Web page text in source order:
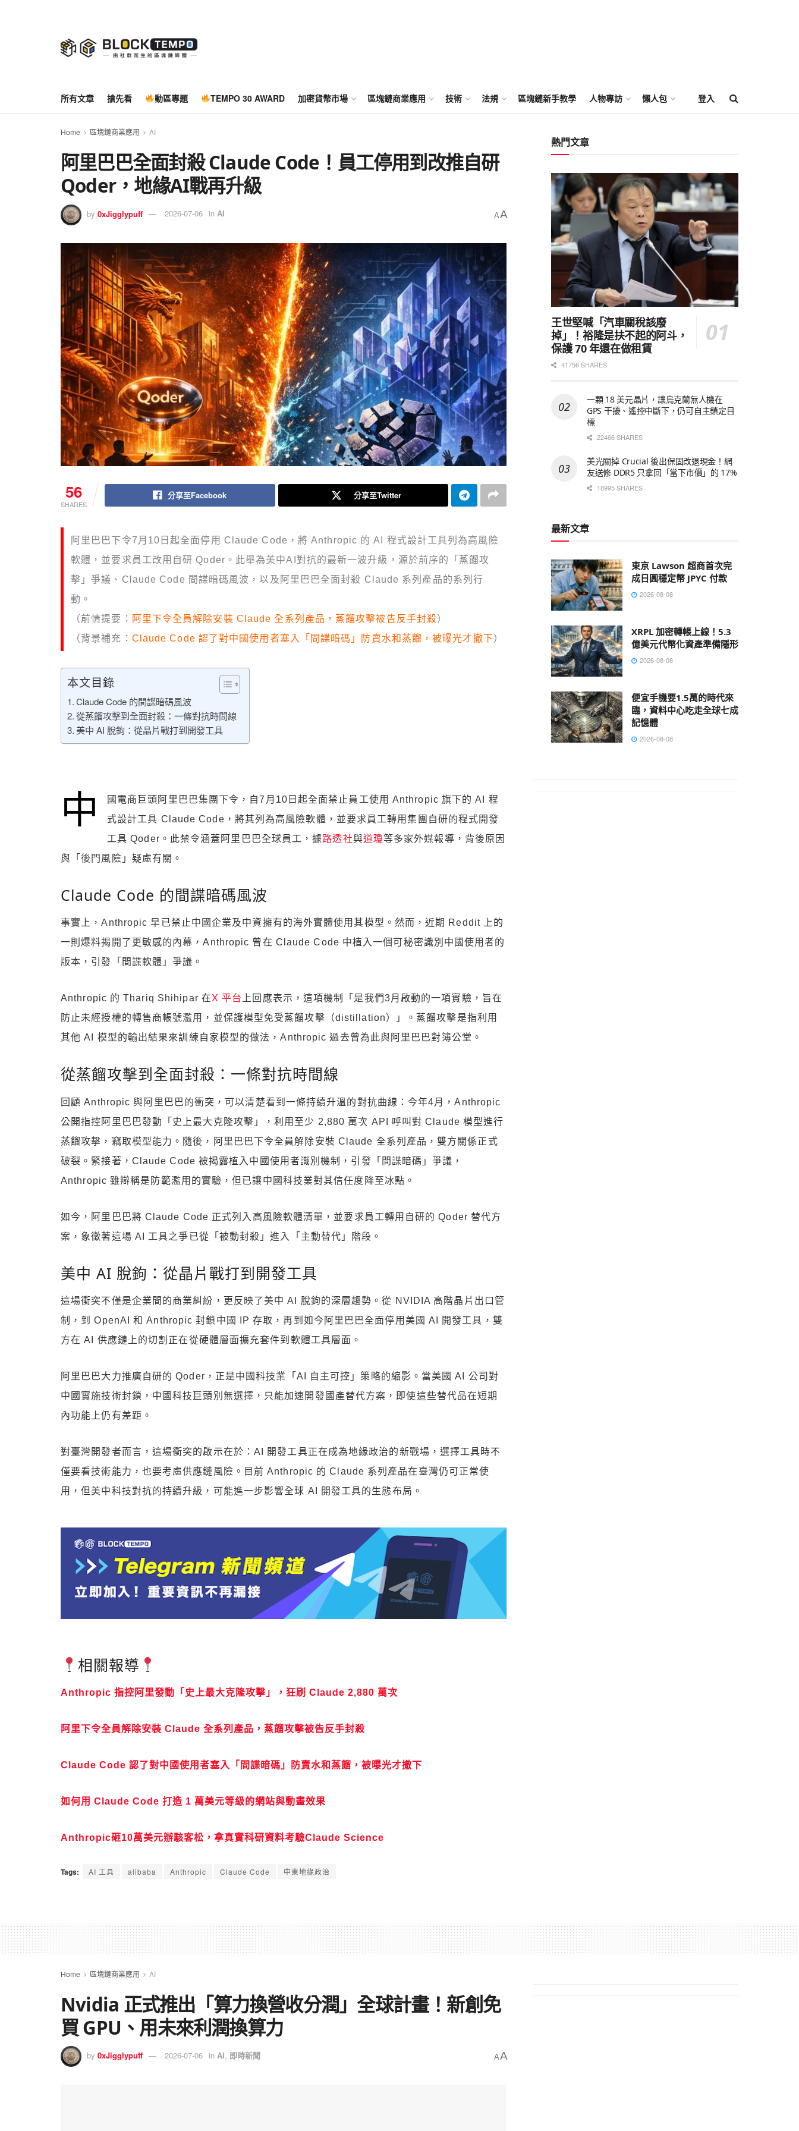
所有文章 搶先看 動區專題 TEMPO 30 AWARD 加密貨幣市場 區塊鏈商業應用 技術 法規 區塊鏈新手教學 人物專訪 懶人包 登入
Home 區塊鏈商業應用 AI
阿里巴巴全面封殺 Claude Code！員工停用到改推自研
Qoder，地緣AI戰再升級
by 0xJigglypuff 2026-07-06 in AI AA
56
SHARES
分享至Facebook 分享至Twitter
阿里巴巴下令7月10日起全面停用 Claude Code，將 Anthropic 的 AI 程式設計工具列為高風險
軟體，並要求員工改用自研 Qoder。此舉為美中AI對抗的最新一波升級，源於前序的「蒸餾攻
擊」爭議、Claude Code 間諜暗碼風波，以及阿里巴巴全面封殺 Claude 系列產品的系列行
動。
（前情提要：
阿里下令全員解除安裝 Claude 全系列產品，蒸餾攻擊被告反手封殺）
（背景補充： Claude Code 認了對中國使用者塞入「間諜暗碼」防賣水和蒸餾，被曝光才撤下）
本文目錄
Claude Code 的間諜暗碼風波
從蒸餾攻擊到全面封殺：一條對抗時間線
美中 AI 脫鉤：從晶片戰打到開發工具
中
國電商巨頭阿里巴巴集團下令，自7月10日起全面禁止員工使用 Anthropic 旗下的 AI 程
式設計工具 Claude Code，將其列為高風險軟體，並要求員工轉用集團自研的程式開發
工具 Qoder。此禁令涵蓋阿里巴巴全球員工，據路透社與道瓊等多家外媒報導，背後原因
與「後門風險」疑慮有關。
Claude Code 的間諜暗碼風波
事實上，Anthropic 早已禁止中國企業及中資擁有的海外實體使用其模型。然而，近期 Reddit 上的
一則爆料揭開了更敏感的內幕，Anthropic 曾在 Claude Code 中植入一個可秘密識別中國使用者的
版本，引發「間諜軟體」爭議。
Anthropic 的 Thariq Shihipar 在X 平台 上回應表示，這項機制「是我們3月啟動的一項實驗，旨在
防止未經授權的轉售商帳號濫用，並保護模型免受蒸餾攻擊（distillation）」。蒸餾攻擊是指利用
其他 AI 模型的輸出結果來訓練自家模型的做法，Anthropic 過去曾為此與阿里巴巴對簿公堂。
從蒸餾攻擊到全面封殺：一條對抗時間線
回顧 Anthropic 與阿里巴巴的衝突，可以清楚看到一條持續升溫的對抗曲線：今年4月，Anthropic
公開指控阿里巴巴發動「史上最大克隆攻擊」，利用至少 2,880 萬次 API 呼叫對 Claude 模型進行
蒸餾攻擊，竊取模型能力。隨後，阿里巴巴下令全員解除安裝 Claude 全系列產品，雙方關係正式
破裂。緊接著，Claude Code 被揭露植入中國使用者識別機制，引發「間諜暗碼」爭議，
Anthropic 雖辯稱是防範濫用的實驗，但已讓中國科技業對其信任度降至冰點。
如今，阿里巴巴將 Claude Code 正式列入高風險軟體清單，並要求員工轉用自研的 Qoder 替代方
案，象徵著這場 AI 工具之爭已從「被動封殺」進入「主動替代」階段。
美中 AI 脫鉤：從晶片戰打到開發工具
這場衝突不僅是企業間的商業糾紛，更反映了美中 AI 脫鉤的深層趨勢。從 NVIDIA 高階晶片出口管
制，到 OpenAI 和 Anthropic 封鎖中國 IP 存取，再到如今阿里巴巴全面停用美國 AI 開發工具，雙
方在 AI 供應鏈上的切割正在從硬體層面擴充套件到軟體工具層面。
阿里巴巴大力推廣自研的 Qoder，正是中國科技業「AI 自主可控」策略的縮影。當美國 AI 公司對
中國實施技術封鎖，中國科技巨頭別無選擇，只能加速開發國產替代方案，即使這些替代品在短期
內功能上仍有差距。
對臺灣開發者而言，這場衝突的啟示在於：AI 開發工具正在成為地緣政治的新戰場，選擇工具時不
僅要看技術能力，也要考慮供應鏈風險。目前 Anthropic 的 Claude 系列產品在臺灣仍可正常使
用，但美中科技對抗的持續升級，可能進一步影響全球 AI 開發工具的生態布局。
相關報導
Anthropic 指控阿里發動「史上最大克隆攻擊」，狂刷 Claude 2,880 萬次
阿里下令全員解除安裝 Claude 全系列產品，蒸餾攻擊被告反手封殺
Claude Code 認了對中國使用者塞入「間諜暗碼」防賣水和蒸餾，被曝光才撤下
如何用 Claude Code 打造 1 萬美元等級的網站與動畫效果
Anthropic砸10萬美元辦駭客松，拿真實科研資料考驗Claude Science
Tags: AI 工具 alibaba Anthropic Claude Code 中東地緣政治
熱門文章
王世堅喊「汽車關稅該廢
掉」！裕隆是扶不起的阿斗，
保護 70 年還在做租賃
41756 SHARES
一顆 18 美元晶片，讓烏克蘭無人機在
GPS 干擾、遙控中斷下，仍可自主鎖定目
標
22466 SHARES
美光關掉 Crucial 後出保固改退現金！網
友送修 DDR5 只拿回「當下市價」的 17%
18995 SHARES
最新文章
東京 Lawson 超商首次完
成日圓穩定幣 JPYC 付款
2026-08-08
XRPL 加密轉帳上線！5.3
億美元代幣化資產準備隱形
2026-08-08
便宜手機要1.5萬的時代來
臨，資料中心吃走全球七成
記憶體
2026-08-08
Home 區塊鏈商業應用 AI
Nvidia 正式推出「算力換營收分潤」全球計畫！新創免
買 GPU、用未來利潤換算力
by 0xJigglypuff 2026-07-06 in AI, 即時新聞 AA